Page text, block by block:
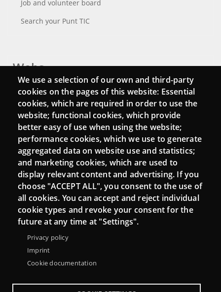
Job and volunteer board
Search your Punt TIC
Webs
Login
Mattermost Punt TIC
Moodle CampusLab
Connect
Contact
Newsletters
We use a selection of our own and third-party
cookies on the pages of this website: Essential
cookies, which are required in order to use the
website; functional cookies, which provide
better easy of use when using the website;
performance cookies, which we use to generate
aggregated data on website use and statistics;
and marketing cookies, which are used to
display relevant content and advertising. If you
choose "ACCEPT ALL", you consent to the use of
all cookies. You can accept and reject individual
cookie types and revoke your consent for the
future at any time at "Settings".
Privacy policy
Imprint
Cookie documentation